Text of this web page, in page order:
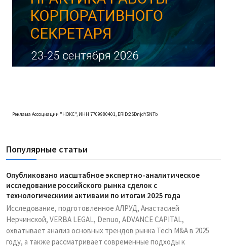
Реклама Ассоциации "НОКС", ИНН 7709980401, ERID:2SDnjdY5NTb
Популярные статьи
Опубликовано масштабное экспертно-аналитическое
исследование российского рынка сделок с
технологическими активами по итогам 2025 года
Исследование, подготовленное АЛРУД, Анастасией
Нерчинской, VERBA LEGAL, Denuo, ADVANCE CAPITAL,
охватывает анализ основных трендов рынка Tech M&A в 2025
году, а также рассматривает современные подходы к